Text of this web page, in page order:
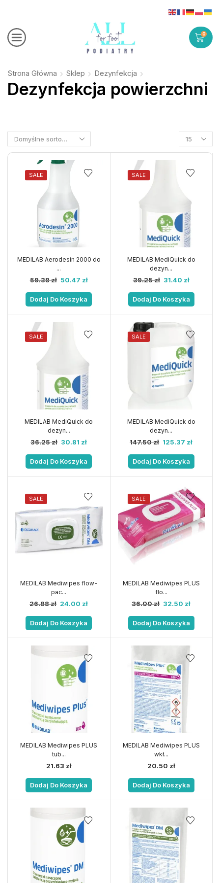
0
Strona Główna Sklep Dezynfekcja
Dezynfekcja powierzchni
SALE
MEDILAB Aerodesin 2000 do
...
59.38zł 50.47 zł
Dodaj Do Koszyka
SALE
MEDILAB MediQuick do
dezyn...
39.25zł 31.40 zł
Dodaj Do Koszyka
SALE
MEDILAB MediQuick do
dezyn...
36.25zł 30.81 zł
Dodaj Do Koszyka
SALE
MEDILAB MediQuick do
dezyn...
147.50zł 125.37 zł
Dodaj Do Koszyka
SALE
MEDILAB Mediwipes flow-
pac...
26.88zł 24.00 zł
Dodaj Do Koszyka
SALE
MEDILAB Mediwipes PLUS
flo...
36.00zł 32.50 zł
Dodaj Do Koszyka
MEDILAB Mediwipes PLUS
tub...
21.63 zł
Dodaj Do Koszyka
MEDILAB Mediwipes PLUS
wkł...
20.50 zł
Dodaj Do Koszyka